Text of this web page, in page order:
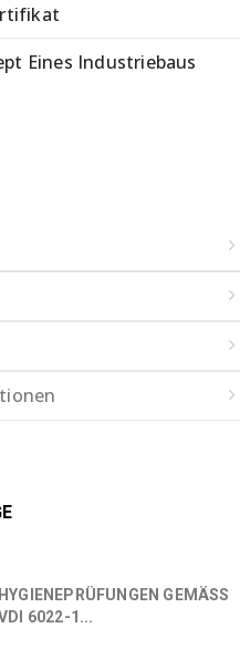
Eines Industriebaus
HYGIENEPRÜFUNGEN GEMÄSS V
6022-1...